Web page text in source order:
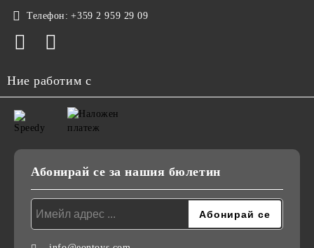
Телефон: +359 2 959 29 09
Ние работим с
Абонирай се за нашия бюлетин